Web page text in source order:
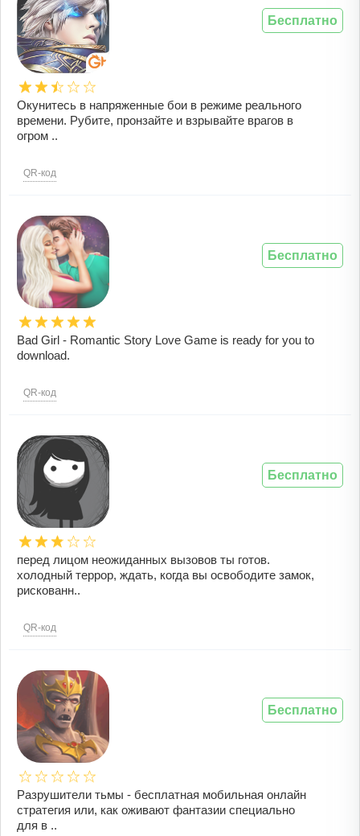
Окунитесь в напряженные бои в режиме реального
времени. Рубите, пронзайте и взрывайте врагов в
огром ..
QR-код
Бесплатно
Bad Girl - Romantic Story Love Game is ready for you to
download.
QR-код
Бесплатно
перед лицом неожиданных вызовов ты готов.
холодный террор, ждать, когда вы освободите замок,
рискованн..
QR-код
Бесплатно
Разрушители тьмы - бесплатная мобильная онлайн
стратегия или, как оживают фантазии специально
для в ..
Бесплатно